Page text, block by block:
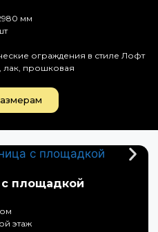
мм
ограждения в стиле Лофт
лак, прошковая
с площадкой
этаж